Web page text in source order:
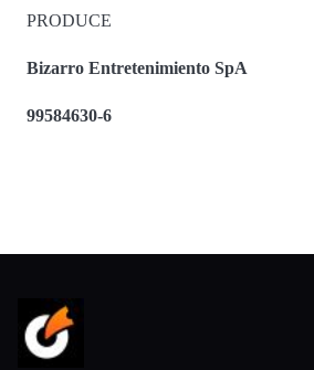
PRODUCE
Bizarro Entretenimiento SpA
99584630-6